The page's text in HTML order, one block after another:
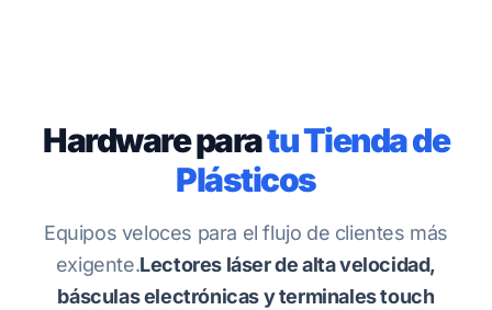
Hardware paratu Tienda de
Plásticos
Equipos veloces para el flujo de clientes más
exigente.Lectores láser de alta velocidad,
básculas electrónicas y terminales touch